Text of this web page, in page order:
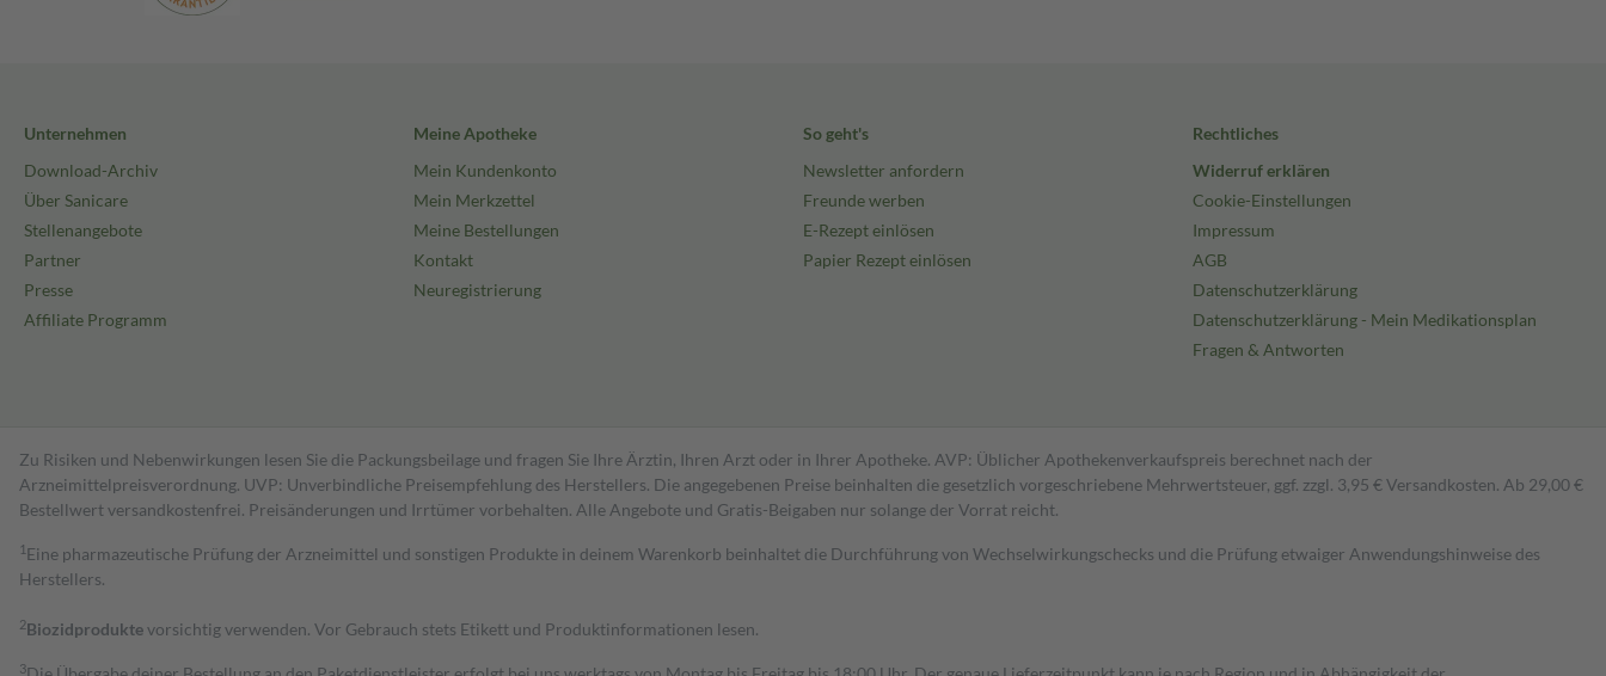
Unternehmen
Download-Archiv
Über Sanicare
Stellenangebote
Partner
Presse
Affiliate Programm
Meine Apotheke
Mein Kundenkonto
Mein Merkzettel
Meine Bestellungen
Kontakt
Neuregistrierung
So geht's
Newsletter anfordern
Freunde werben
E-Rezept einlösen
Papier Rezept einlösen
Rechtliches
Widerruf erklären
Cookie-Einstellungen
Impressum
AGB
Datenschutzerklärung
Datenschutzerklärung - Mein Medikationsplan
Fragen & Antworten
Zu Risiken und Nebenwirkungen lesen Sie die Packungsbeilage und fragen Sie Ihre Ärztin, Ihren Arzt oder in Ihrer Apotheke. AVP: Üblicher Apothekenverkaufspreis berechnet nach der
Arzneimittelpreisverordnung. UVP: Unverbindliche Preisempfehlung des Herstellers. Die angegebenen Preise beinhalten die gesetzlich vorgeschriebene Mehrwertsteuer, ggf. zzgl. 3,95 € Versandkosten. Ab 29,00 €
Bestell­wert versand­kosten­frei. Preisänderungen und Irrtümer vorbehalten. Alle Angebote und Gratis-Beigaben nur solange der Vorrat reicht.
1 Eine pharmazeutische Prüfung der Arzneimittel und sonstigen Produkte in deinem Warenkorb beinhaltet die Durchführung von Wechselwirkungschecks und die Prüfung etwaiger Anwendungshinweise des
Herstellers.
2Biozidproduktevorsichtig verwenden. Vor Gebrauch stets Etikett und Produktinformationen lesen.
3